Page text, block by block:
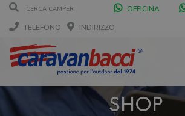
OFFICINA
TELEFONO
INDIRIZZO
SHOP